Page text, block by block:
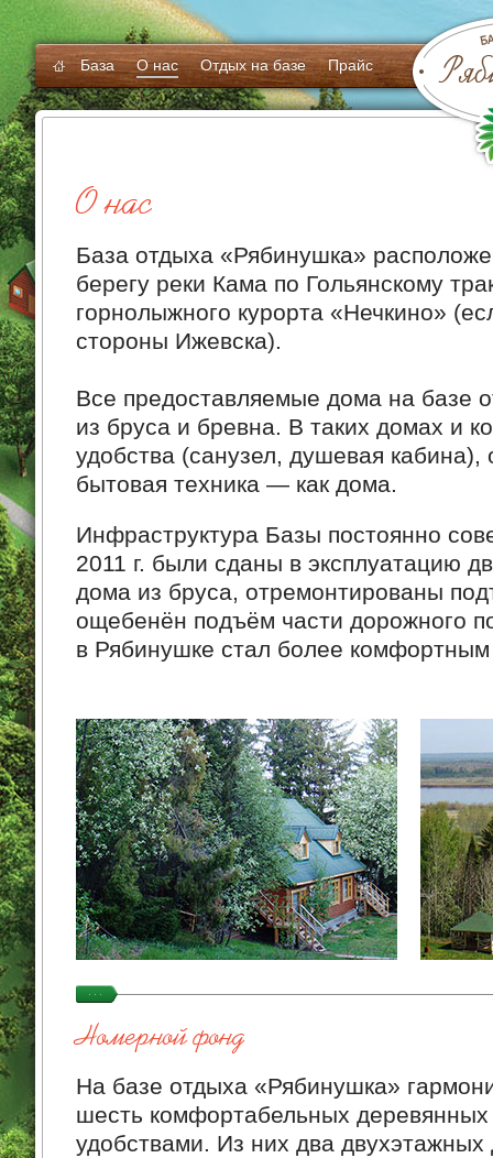
База О нас Отдых на базе Прайс
О нас
База отдыха «Рябинушка»
берегу реки Кама по Гольянскому
горнолыжного курорта «Нечкино»
стороны Ижевска).
Все предоставляемые дома на базе
из бруса и бревна. В таких домах и
удобства (санузел, душевая кабина),
бытовая техника — как дома.
Инфраструктура Базы постоянно
2011 г. были сданы в эксплуатацию
дома из бруса, отремонтированы
ощебенён подъём части дорожного
в Рябинушке стал более
Номерной фонд
На базе отдыха «Рябинушка»
шесть комфортабельных
удобствами. Из них два